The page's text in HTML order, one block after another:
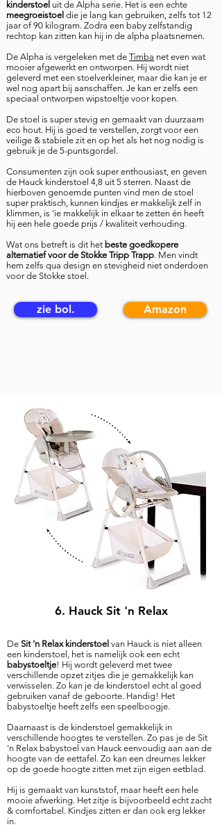
kinderstoel uit de Alpha serie. Het is een echte
meegroeistoel die je lang kan gebruiken, zelfs tot 12
jaar of 90 kilogram. Zodra een baby zelfstandig
rechtop kan zitten kan hij in de alpha plaatsnemen.
De Alpha is vergeleken met de Timba net even wat
mooier afgewerkt en ontworpen. Hij wordt niet
geleverd met een stoelverkleiner, maar die kan je er
wel nog apart bij aanschaffen. Je kan er zelfs een
speciaal ontworpen wipstoeltje voor kopen.
De stoel is super stevig en gemaakt van duurzaam
eco hout. Hij is goed te verstellen, zorgt voor een
veilige & stabiele zit en op het als het nog nodig is
gebruik je de 5-puntsgordel.
Consumenten zijn ook super enthousiast, en geven
de Hauck kinderstoel 4,8 uit 5 sterren. Naast de
hierboven genoemde punten vind men de stoel
super praktisch, kunnen kindjes er makkelijk zelf in
klimmen, is 'ie makkelijk in elkaar te zetten én heeft
hij een hele goede prijs / kwaliteit verhouding.
Wat ons betreft is dit het beste goedkopere
alternatief voor de Stokke Tripp Trapp. Men vindt
hem zelfs qua design en stevigheid niet onderdoen
voor de Stokke stoel.
Amazon
zie bol.
6. Hauck Sit 'n Relax
De Sit 'n Relax kinderstoel van Hauck is niet alleen
een kinderstoel, het is namelijk ook een echt
babystoeltje! Hij wordt geleverd met twee
verschillende opzet zitjes die je gemakkelijk kan
verwisselen. Zo kan je de kinderstoel echt al goed
gebruiken vanaf de geboorte. Handig! Het
babystoeltje heeft zelfs een speelboogje.
Daarnaast is de kinderstoel gemakkelijk in
verschillende hoogtes te verstellen. Zo pas je de Sit
'n Relax babystoel van Hauck eenvoudig aan aan de
hoogte van de eettafel. Zo kan een dreumes lekker
op de goede hoogte zitten met zijn eigen eetblad.
Hij is gemaakt van kunststof, maar heeft een hele
mooie afwerking. Het zitje is bijvoorbeeld echt zacht
& comfortabel. Kindjes zitten er dan ook erg lekker
in.